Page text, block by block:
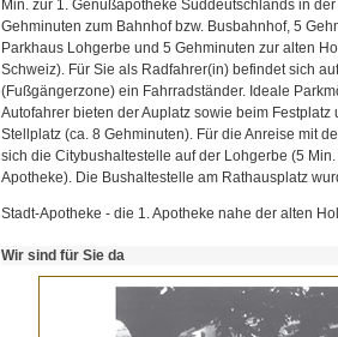
Min. zur 1. Genußapotheke Süddeutschlands in
Gehminuten zum Bahnhof bzw. Busbahnhof, 5
Parkhaus Lohgerbe und 5 Gehminuten zur alten
Schweiz). Für Sie als Radfahrer(in) befindet sich
(Fußgängerzone) ein Fahrradständer. Ideale
Autofahrer bieten der Auplatz sowie beim Festplatz
Stellplatz (ca. 8 Gehminuten). Für die Anreise mit
sich die Citybushaltestelle auf der Lohgerbe (5
Apotheke). Die Bushaltestelle am Rathausplatz
Stadt-Apotheke - die 1. Apotheke nahe der alten
Wir sind für Sie da